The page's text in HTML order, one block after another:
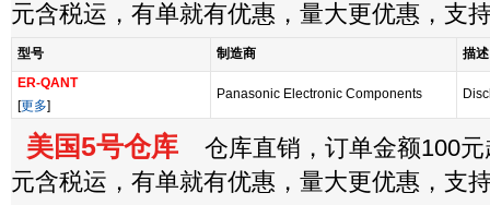
元含税运，有单就有优惠，量大更优惠，支
型号 制造商
描述
ER-QANT
[更多]
Panasonic Electronic Components
美国5号仓库 仓库直销，订单金额100元
元含税运，有单就有优惠，量大更优惠，支